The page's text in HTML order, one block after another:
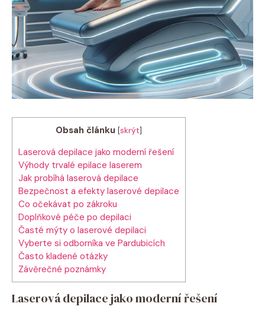
Obsah článku [skrýt]
Laserová depilace jako moderní řešení
Výhody trvalé epilace laserem
Jak probíhá laserová depilace
Bezpečnost a efekty laserové depilace
Co očekávat po zákroku
Doplňkové péče po depilaci
Časté mýty o laserové depilaci
Vyberte si odborníka ve Pardubicích
Často kladené otázky
Závěrečné poznámky
Laserová depilace jako moderní řešení